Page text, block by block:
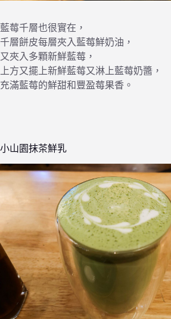
藍莓千層也很實在，
千層餅皮每層夾入藍莓鮮奶油，
又夾入多顆新鮮藍莓，
上方又擺上新鮮藍莓又淋上藍莓奶醬，
充滿藍莓的鮮甜和豐盈莓果香。
小山園抹茶鮮乳